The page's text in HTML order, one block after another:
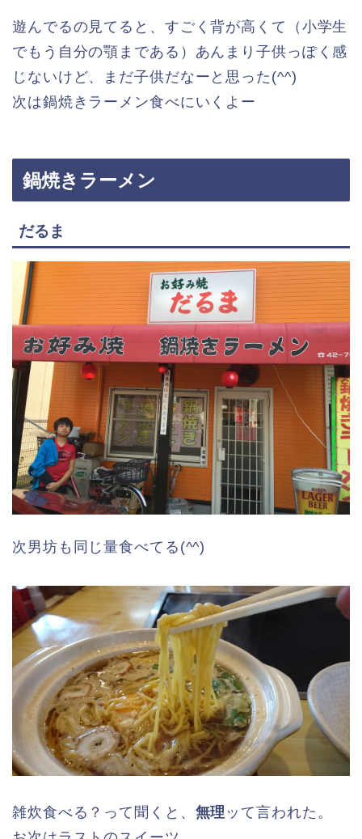
遊んでるの見てると、すごく背が高くて（小学生
でもう自分の顎まである）あんまり子供っぽく感
じないけど、まだ子供だなーと思った(^^)
次は鍋焼きラーメン食べにいくよー
鍋焼きラーメン
だるま
次男坊も同じ量食べてる(^^)
雑炊食べる？って聞くと、 無理 ッて言われた。